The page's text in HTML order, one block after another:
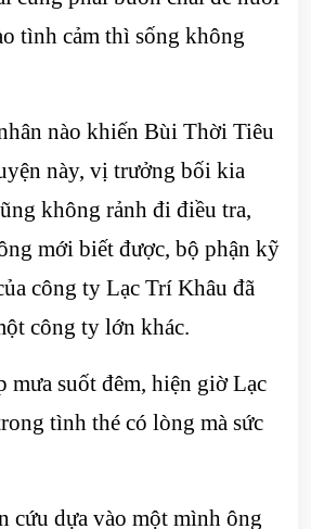
tình cảm thì sống không
nào khiến Bùi Thời Tiêu
này, vị trưởng bối kia
không rảnh đi điều tra,
mới biết được, bộ phận kỹ
công ty Lạc Trí Khâu đã
công ty lớn khác.
mưa suốt đêm, hiện giờ Lạc
tình thé có lòng mà sức
cứu dựa vào một mình ông